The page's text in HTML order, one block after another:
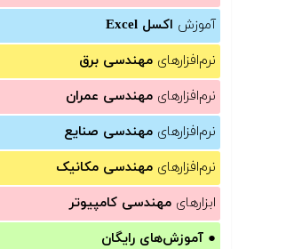
آموزش اکسل Excel
نرم‌افزارهای مهندسی برق
نرم‌افزارهای مهندسی عمران
نرم‌افزارهای مهندسی صنایع
نرم‌افزارهای مهندسی مکانیک
ابزارهای مهندسی کامپیوتر
● آموزش‌های رایگان